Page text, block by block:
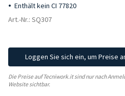
Enthält kein CI 77820
Art.-Nr.: SQ307
Loggen Sie sich ein, um Preise
Die Preise auf Tecniwork.it sind nur nach
Website sichtbar.